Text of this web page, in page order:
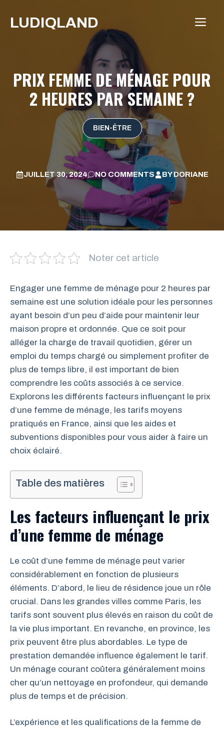
LUDIQLAND
PRIX FEMME DE MÉNAGE POUR
2 HEURES PAR SEMAINE ?
BIEN-ÊTRE
JUILLET 30, 2024 NO COMMENTS BYDORIANE
Noter cet article
Engager une femme de ménage pour 2 heures par
semaine est une solution idéale pour les personnes
ayant besoin d’un peu d’aide pour maintenir leur
maison propre et ordonnée. Que ce soit pour
alléger la charge de travail quotidien, gérer un
emploi du temps chargé ou simplement profiter de
plus de temps libre, il est important de bien
comprendre les coûts associés à ce service.
Explorons les différents facteurs influençant le prix
d’une femme de ménage, les tarifs moyens
pratiqués en France, ainsi que les aides et
subventions disponibles pour vous aider à faire un
choix éclairé.
Table des matières
Les facteurs influençant le prix
d’une femme de ménage
Le coût d’une femme de ménage peut varier
considérablement en fonction de plusieurs
éléments. D’abord, le lieu de résidence joue un rôle
crucial. Dans les grandes villes comme Paris, les
tarifs sont souvent plus élevés en raison du coût de
la vie plus important. En revanche, en province, les
prix peuvent être plus abordables. Le type de
prestation demandée influence également le tarif.
Un ménage courant coûtera généralement moins
cher qu’un nettoyage en profondeur, qui demande
plus de temps et de précision.
L’expérience et les qualifications de la femme de